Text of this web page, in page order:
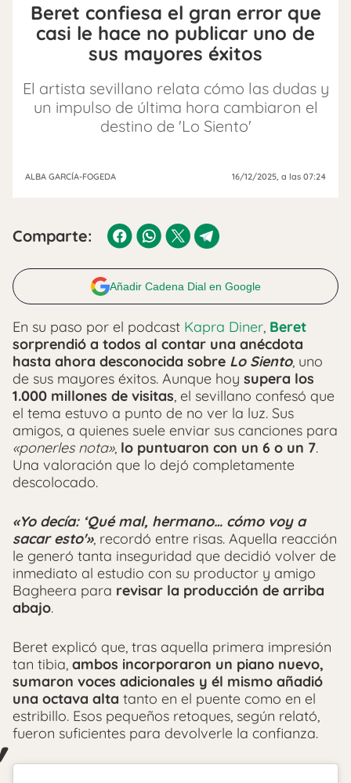
Beret confiesa el gran error que
casi le hace no publicar uno de
sus mayores éxitos
El artista sevillano relata cómo las dudas y
un impulso de última hora cambiaron el
destino de 'Lo Siento'
ALBA GARCÍA-FOGEDA 16/12/2025, a las 07:24
Comparte:
Añadir Cadena Dial en Google
En su paso por el podcast Kapra Diner, Beret
sorprendió a todos al contar una anécdota
hasta ahora desconocida sobre Lo Siento, uno
de sus mayores éxitos. Aunque hoy supera los
1.000 millones de visitas, el sevillano confesó que
el tema estuvo a punto de no ver la luz. Sus
amigos, a quienes suele enviar sus canciones para
«ponerles nota», lo puntuaron con un 6 o un 7.
Una valoración que lo dejó completamente
descolocado.
«Yo decía: ‘Qué mal, hermano… cómo voy a
sacar esto'», recordó entre risas. Aquella reacción
le generó tanta inseguridad que decidió volver de
inmediato al estudio con su productor y amigo
Bagheera para revisar la producción de arriba
abajo.
Beret explicó que, tras aquella primera impresión
tan tibia, ambos incorporaron un piano nuevo,
sumaron voces adicionales y él mismo añadió
una octava alta tanto en el puente como en el
estribillo. Esos pequeños retoques, según relató,
fueron suficientes para devolverle la confianza.